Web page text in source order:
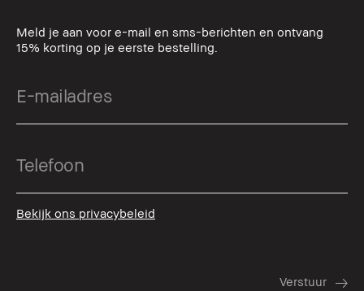
Meld je aan voor e-mail en sms-berichten en ontvang
15% korting op je eerste bestelling.
Bekijk ons privacybeleid